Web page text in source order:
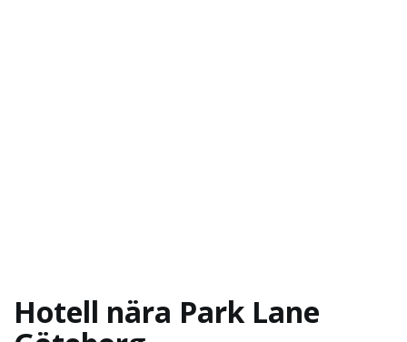
Hotell nära Park Lane